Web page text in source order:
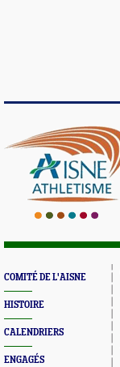
COMITÉ DE L'AISNE
HISTOIRE
CALENDRIERS
ENGAGÉS